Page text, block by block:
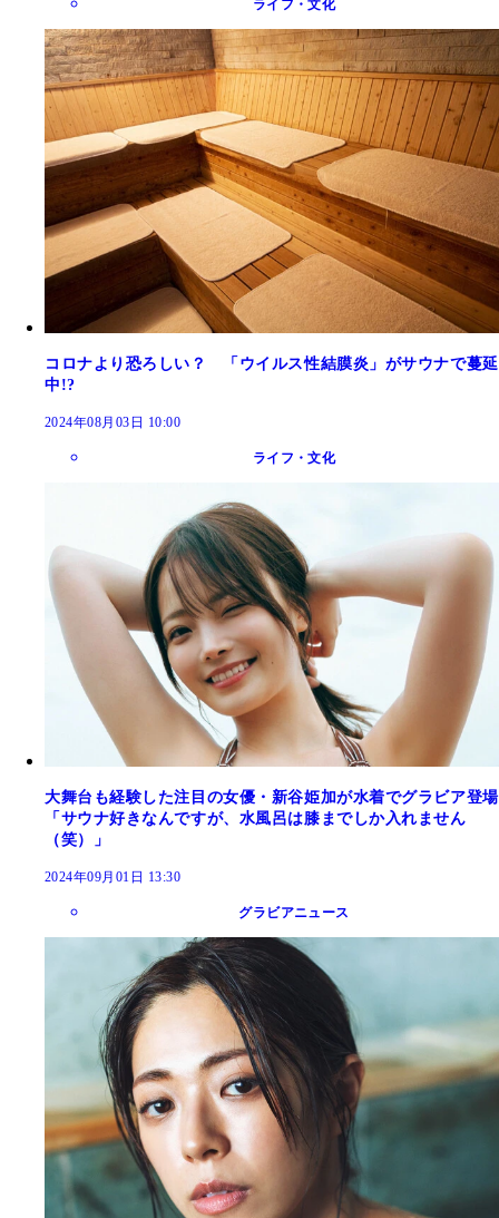
ライフ・文化
コロナより恐ろしい？ 「ウイルス性結膜炎」がサウナで蔓延
中!?
2024年08月03日 10:00
ライフ・文化
大舞台も経験した注目の女優・新谷姫加が水着でグラビア登場
「サウナ好きなんですが、水風呂は膝までしか入れません
（笑）」
2024年09月01日 13:30
グラビアニュース